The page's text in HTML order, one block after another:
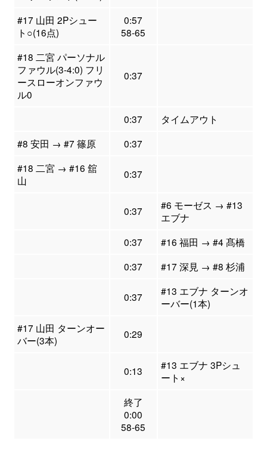
#17 山田 2Pシュー
ト○(16点)
0:57
58-65
#18 二宮 パーソナル
ファウル(3-4:0) フリ
ースローオンファウ
ル0
0:37
0:37
タイムアウト
#8 安田 → #7 篠原
0:37
#18 二宮 → #16 舘
山
0:37
0:37
#6 モーゼス → #13
エブナ
0:37
#16 福田 → #4 髙橋
0:37
#17 深見 → #8 杉浦
0:37
#13 エブナ ターンオ
ーバー(1本)
#17 山田 ターンオー
バー(3本)
0:29
0:13
#13 エブナ 3Pシュ
ート×
終了
0:00
58-65